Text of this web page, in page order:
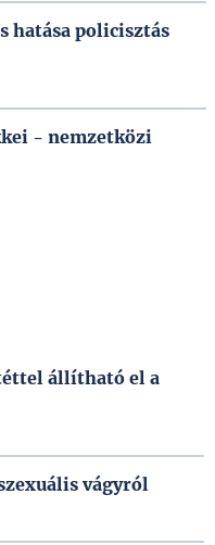
hatása policisztás
- nemzetközi
állítható el a
vágyról